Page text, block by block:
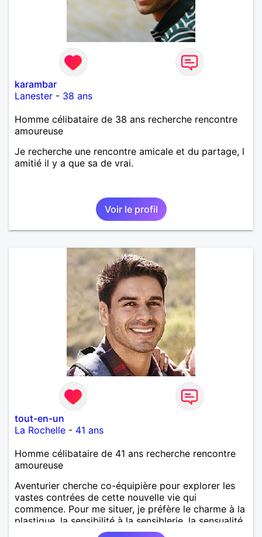
karambar
Lanester - 38 ans
Homme célibataire de 38 ans recherche rencontre
amoureuse
Je recherche une rencontre amicale et du partage, l
amitié il y a que sa de vrai.
Voir le profil
tout-en-un
La Rochelle - 41 ans
Homme célibataire de 41 ans recherche rencontre
amoureuse
Aventurier cherche co-équipière pour explorer les
vastes contrées de cette nouvelle vie qui
commence. Pour me situer, je préfère le charme à la
plastique, la sensibilité à la sensiblerie, la sensualité
à la vulgarité, l'intelligence à la bêtise, la tolérance à